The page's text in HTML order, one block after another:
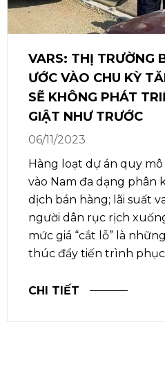
VARS: THỊ TRƯỜNG
ƯỚC VÀO CHU KỲ
SẼ KHÔNG PHÁT
GIẬT NHƯ TRƯỚC
06/11/2023
Hàng loạt dự án quy
vào Nam đa dạng phân
dịch bán hàng; lãi suất
người dân rục rịch
mức giá “cắt lỗ” là
thúc đẩy tiến trình phục
CHI TIẾT